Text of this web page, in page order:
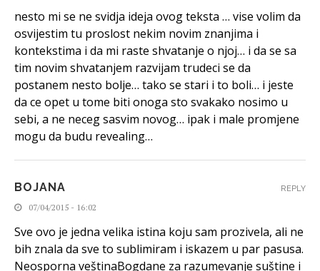
nesto mi se ne svidja ideja ovog teksta … vise volim da
osvijestim tu proslost nekim novim znanjima i
kontekstima i da mi raste shvatanje o njoj… i da se sa
tim novim shvatanjem razvijam trudeci se da
postanem nesto bolje… tako se stari i to boli… i jeste
da ce opet u tome biti onoga sto svakako nosimo u
sebi, a ne neceg sasvim novog… ipak i male promjene
mogu da budu revealing…
BOJANA
07/04/2015 - 16:02
Sve ovo je jedna velika istina koju sam prozivela, ali ne
bih znala da sve to sublimiram i iskazem u par pasusa.
Neosporna veštinaBogdane za razumevanje suštine i
REPLY